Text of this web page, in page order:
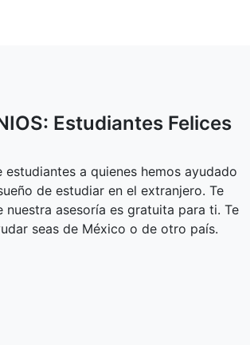
Estudiantes Felices
estudiantes a quienes hemos ayudado
de estudiar en el extranjero. Te
nuestra asesoría es gratuita para ti. Te
seas de México o de otro país.